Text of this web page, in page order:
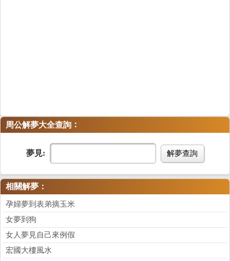
周公解夢大全查詢 ：
夢見: 解夢查詢
相關解夢：
孕婦夢到表弟摘玉米
女夢到狗
女人夢見自己來例假
宏國大樓風水